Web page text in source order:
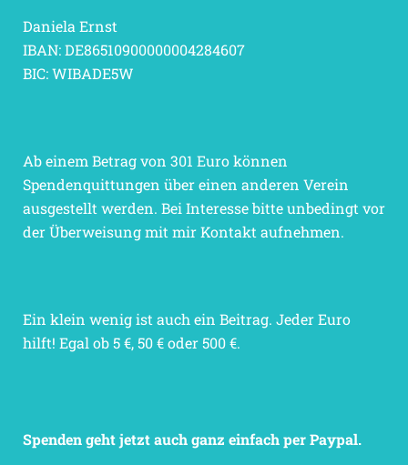
Daniela Ernst
IBAN: DE86510900000004284607
BIC: WIBADE5W
Ab einem Betrag von 301 Euro können
Spendenquittungen über einen anderen Verein
ausgestellt werden. Bei Interesse bitte unbedingt vor
der Überweisung mit mir Kontakt aufnehmen.
Ein klein wenig ist auch ein Beitrag. Jeder Euro
hilft! Egal ob 5 €, 50 € oder 500 €.
Spenden geht jetzt auch ganz einfach per Paypal.